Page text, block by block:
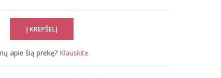
apie šią prekę? Klauskite